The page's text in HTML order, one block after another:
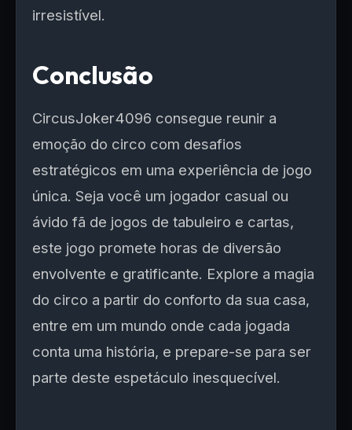
irresistível.
Conclusão
CircusJoker4096 consegue reunir a
emoção do circo com desafios
estratégicos em uma experiência de jogo
única. Seja você um jogador casual ou
ávido fã de jogos de tabuleiro e cartas,
este jogo promete horas de diversão
envolvente e gratificante. Explore a magia
do circo a partir do conforto da sua casa,
entre em um mundo onde cada jogada
conta uma história, e prepare-se para ser
parte deste espetáculo inesquecível.